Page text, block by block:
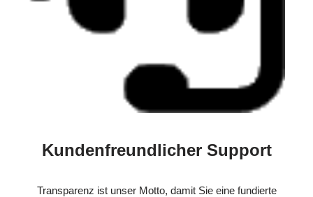
Kundenfreundlicher Support
Transparenz ist unser Motto, damit Sie eine fundierte